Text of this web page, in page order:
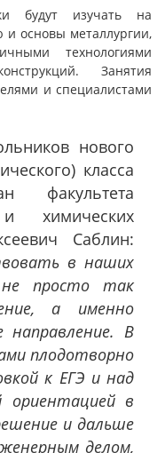
будут изучать на
и основы металлургии,
технологиями
Занятия
и специалистами
нового
класса
факультета
и химических
Саблин:
в наших
просто так
а именно
направление. В
плодотворно
к ЕГЭ и над
ориентацией в
и дальше
делом,